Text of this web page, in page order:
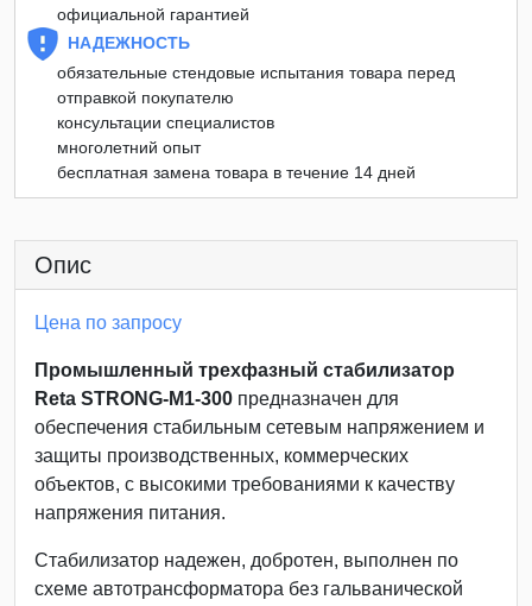
официальной гарантией
НАДЕЖНОСТЬ
обязательные стендовые испытания товара перед
отправкой покупателю
консультации специалистов
многолетний опыт
бесплатная замена товара в течение 14 дней
Опис
Цена по запросу
Промышленный трехфазный стабилизатор
Reta STRONG-М1-300 предназначен для
обеспечения стабильным сетевым напряжением и
защиты производственных, коммерческих
объектов, с высокими требованиями к качеству
напряжения питания.
Стабилизатор надежен, добротен, выполнен по
схеме автотрансформатора без гальванической